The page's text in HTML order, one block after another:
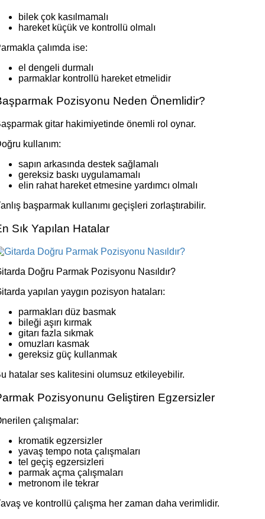
bilek çok kasılmamalı
hareket küçük ve kontrollü olmalı
çalımda ise:
el dengeli durmalı
parmaklar kontrollü hareket etmelidir
Pozisyonu Neden Önemlidir?
gitar hakimiyetinde önemli rol oynar.
kullanım:
sapın arkasında destek sağlamalı
gereksiz baskı uygulamamalı
elin rahat hareket etmesine yardımcı olmalı
başparmak kullanımı geçişleri zorlaştırabilir.
Sık Yapılan Hatalar
Doğru Parmak Pozisyonu Nasıldır?
yapılan yaygın pozisyon hataları:
parmakları düz basmak
bileği aşırı kırmak
gitarı fazla sıkmak
omuzları kasmak
gereksiz güç kullanmak
hatalar ses kalitesini olumsuz etkileyebilir.
Pozisyonunu Geliştiren Egzersizler
çalışmalar:
kromatik egzersizler
yavaş tempo nota çalışmaları
tel geçiş egzersizleri
parmak açma çalışmaları
metronom ile tekrar
ve kontrollü çalışma her zaman daha verimlidir.